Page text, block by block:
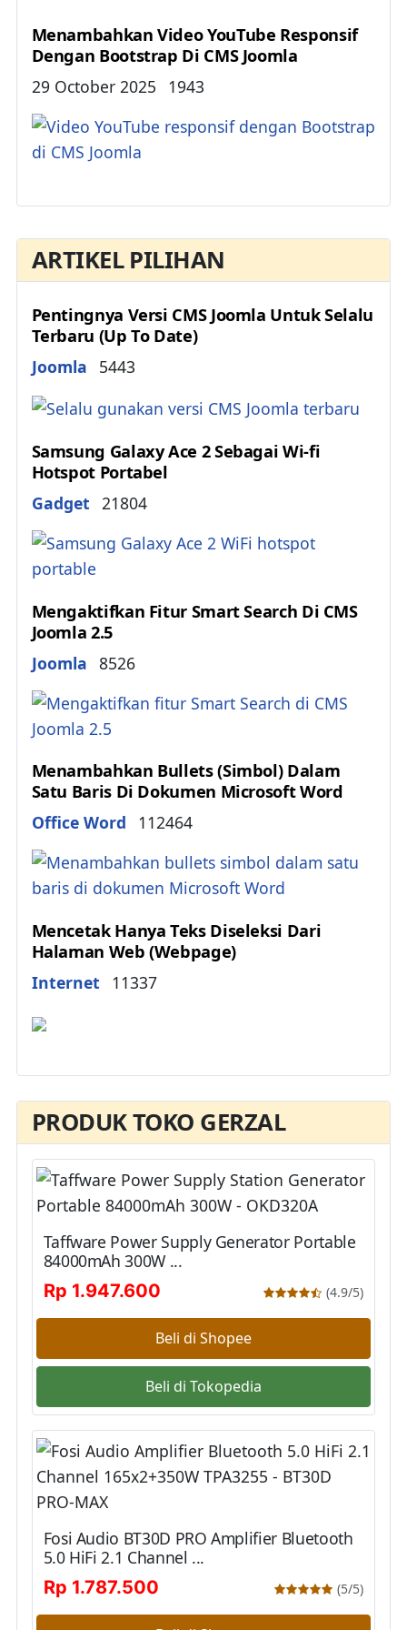
ARTIKEL PILIHAN
Pentingnya Versi CMS Joomla Untuk Selalu
Terbaru (Up To Date)
Details
Joomla 5443
Samsung Galaxy Ace 2 Sebagai Wi-fi
Hotspot Portabel
Details
Gadget 21804
Mengaktifkan Fitur Smart Search Di CMS
Joomla 2.5
Details
Joomla 8526
Menambahkan Bullets (Simbol) Dalam
Satu Baris Di Dokumen Microsoft Word
Details
Office Word 112464
Mencetak Hanya Teks Diseleksi Dari
Halaman Web (Webpage)
Details
Internet 11337
Menambahkan Video YouTube Responsif
Dengan Bootstrap Di CMS Joomla
Details
29 October 2025 1943
PRODUK TOKO GERZAL
Taffware Power Supply Generator Portable
84000mAh 300W ...
Rp 1.947.600
(4.9/5)
Beli di Shopee
Beli di Tokopedia
Fosi Audio BT30D PRO Amplifier Bluetooth
5.0 HiFi 2.1 Channel ...
Rp 1.787.500
(5/5)